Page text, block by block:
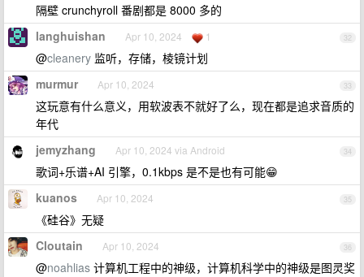
隔壁 crunchyroll 番剧都是 8000 多的
32
langhuishan Apr 10, 2024 1
@cleanery 监听，存储，棱镜计划
33
murmur Apr 10, 2024
这玩意有什么意义，用软波表不就好了么，现在都是追求音质的
年代
34
jemyzhang Apr 10, 2024 via Android
歌词+乐谱+AI 引擎，0.1kbps 是不是也有可能😁
35
kuanos Apr 10, 2024
《硅谷》无疑
36
Cloutain Apr 10, 2024
@noahlias 计算机工程中的神级，计算机科学中的神级是图灵奖